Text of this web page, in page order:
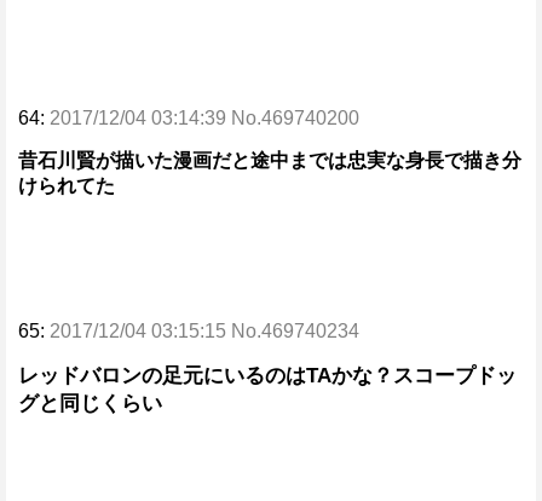
64: 2017/12/04 03:14:39 No.469740200
昔石川賢が描いた漫画だと途中までは忠実な身長で描き分
けられてた
65: 2017/12/04 03:15:15 No.469740234
レッドバロンの足元にいるのはTAかな？スコープドッ
グと同じくらい